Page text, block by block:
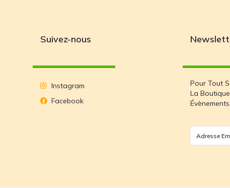
Suivez-nous
Instagram
Facebook
Pour Tout
La